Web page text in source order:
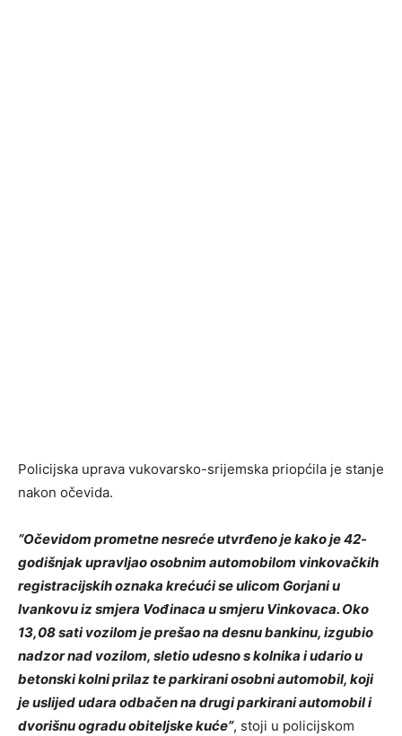
Policijska uprava vukovarsko-srijemska priopćila je stanje
nakon očevida.
“Očevidom prometne nesreće utvrđeno je kako je 42-
godišnjak upravljao osobnim automobilom vinkovačkih
registracijskih oznaka krećući se ulicom Gorjani u
Ivankovu iz smjera Vođinaca u smjeru Vinkovaca. Oko
13,08 sati vozilom je prešao na desnu bankinu, izgubio
nadzor nad vozilom, sletio udesno s kolnika i udario u
betonski kolni prilaz te parkirani osobni automobil, koji
je uslijed udara odbačen na drugi parkirani automobil i
dvorišnu ogradu obiteljske kuće”, stoji u policijskom